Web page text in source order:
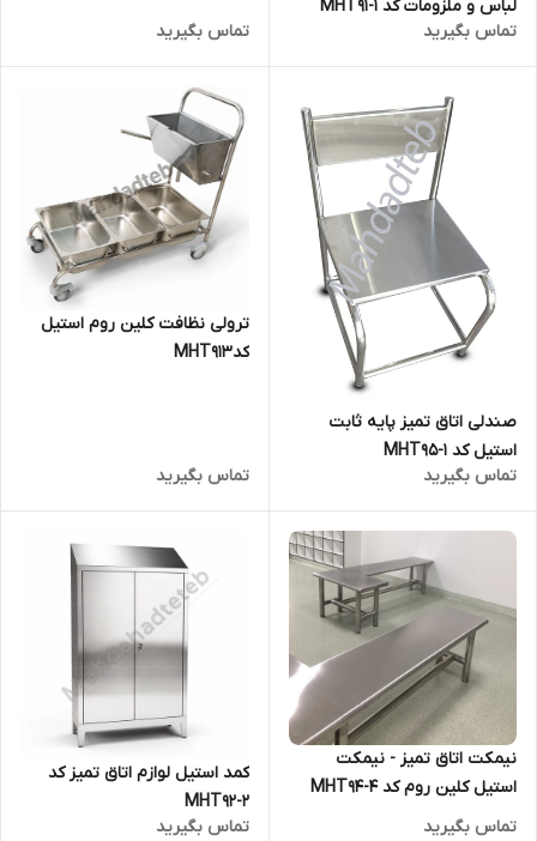
لباس و ملزومات کد MHT91-1
تماس بگیرید
تماس بگیرید
صندلی اتاق تمیز پایه ثابت
استیل کد MHT95-1
تماس بگیرید
ترولی نظافت کلین روم استیل
کدMHT913
تماس بگیرید
نیمکت اتاق تمیز - نیمکت
استیل کلین روم کد MHT94-4
تماس بگیرید
کمد استیل لوازم اتاق تمیز کد
MHT92-2
تماس بگیرید